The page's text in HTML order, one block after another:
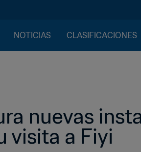
NOTICIAS CLASIFICACIONES
nuevas
visita a Fiyi